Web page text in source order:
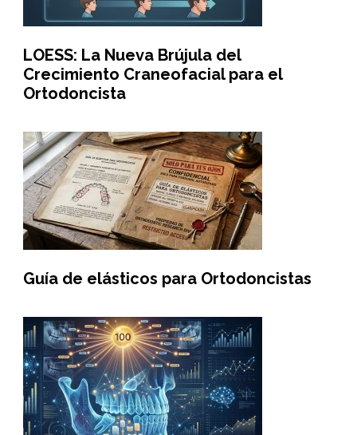
LOESS: La Nueva Brújula del
Crecimiento Craneofacial para el
Ortodoncista
Guía de elásticos para Ortodoncistas